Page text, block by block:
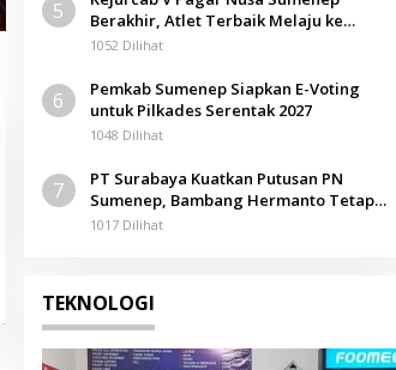
5
Berakhir, Atlet Terbaik Melaju ke
Kejurwil Jatim
1052 Dilihat
6
Pemkab Sumenep Siapkan E-Voting
untuk Pilkades Serentak 2027
1048 Dilihat
7
PT Surabaya Kuatkan Putusan PN
Sumenep, Bambang Hermanto Tetap
Dinyatakan Pemilik Sah Tanah di
1017 Dilihat
TEKNOLOGI